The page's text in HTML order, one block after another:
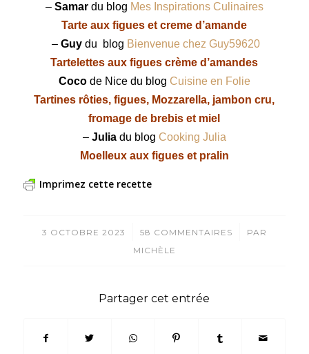
– Samardu blog Mes Inspirations Culinaires
Tarte aux figues et creme d’amande
– Guydu blog Bienvenue chez Guy59620
Tartelettes aux figues crème d’amandes
Cocode Nice du blog Cuisine en Folie
Tartines rôties, figues, Mozzarella, jambon cru,
fromage de brebis et miel
– Juliadu blog Cooking Julia
Moelleux aux figues et pralin
Imprimez cette recette
3 OCTOBRE 2023
/ 58 COMMENTAIRES
/
PAR
MICHÈLE
Partager cet entrée